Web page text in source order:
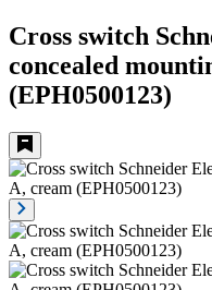
Cross switch
concealed
(EPH0500123)